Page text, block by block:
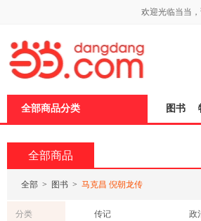
欢迎光临当当
全部商品分类 图书
全部商品
全部 > 图书 > 马克昌 倪朝龙传
分类 传记 政
页
加